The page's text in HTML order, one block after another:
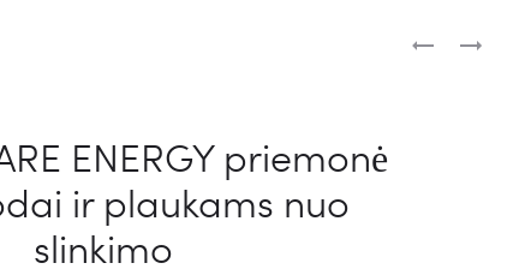
ENERGY priemonė
ir plaukams nuo
slinkimo